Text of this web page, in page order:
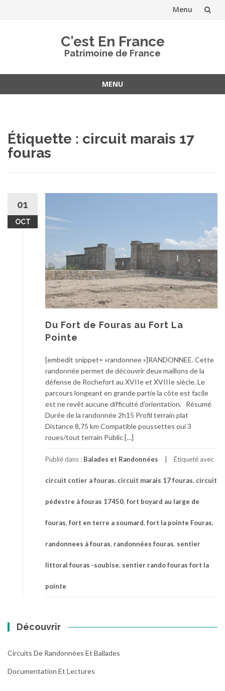
Menu
C'est En France
Patrimoine de France
MENU
Étiquette : circuit marais 17
fouras
01
OCT
Du Fort de Fouras au Fort La
Pointe
[embedit snippet= »randonnee »]RANDONNEE. Cette
randonnée permet de découvrir deux maillons de la
défense de Rochefort au XVIIe et XVIIIe siècle. Le
parcours longeant en grande partie la côte est facile
est ne revêt aucune difficulté d’orientation. Résumé
Durée de la randonnée 2h15 Profil terrain plat
Distance 8,75 km Compatible poussettes oui 3
roues/tout terrain Public […]
Publié dans : Balades et Randonnées Étiqueté avec
circuit cotier a fouras, circuit marais 17 fouras, circuit
pédestre à fouras 17450, fort boyard au large de
fouras, fort en terre a soumard, fort la pointe Fouras,
randonnees à fouras, randonnées fouras, sentier
littoral fouras -soubise, sentier rando fouras fort la
pointe
Découvrir
Circuits De Randonnées Et Ballades
Documentation Et Lectures